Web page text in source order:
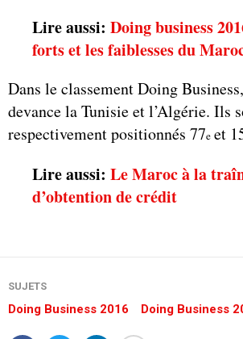
Lire aussi: Doing business
forts et les faiblesses du
Dans le classement Doing
devance la Tunisie et l’Algérie. Ils
respectivement positionnés 77e et
Lire aussi: Le Maroc à la
d’obtention de crédit
SUJETS
Doing Business 2016 Doing Business